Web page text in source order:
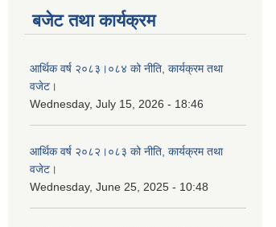
बजेट तथा कार्यक्रम
आर्थिक वर्ष २०८३।०८४ को नीति, कार्यक्रम तथा
वजेट।
Wednesday, July 15, 2026 - 18:46
आर्थिक वर्ष २०८२।०८३ को नीति, कार्यक्रम तथा
वजेट।
Wednesday, June 25, 2025 - 10:48